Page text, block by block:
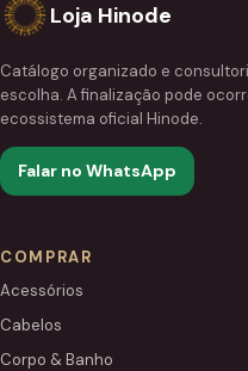
Loja Hinode
Catálogo organizado e
escolha. A finalização pode
ecossistema oficial Hinode.
Falar no WhatsApp
COMPRAR
Acessórios
Cabelos
Corpo & Banho